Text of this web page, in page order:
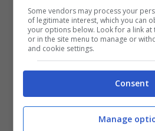
iPhone 8 e iPhone X:
anticipazioni su RAM
Some vendors may process your
of legitimate interest, which you can
your options below. Look for a link
or in the site menu to manage or
and cookie settings.
Consent
Manage